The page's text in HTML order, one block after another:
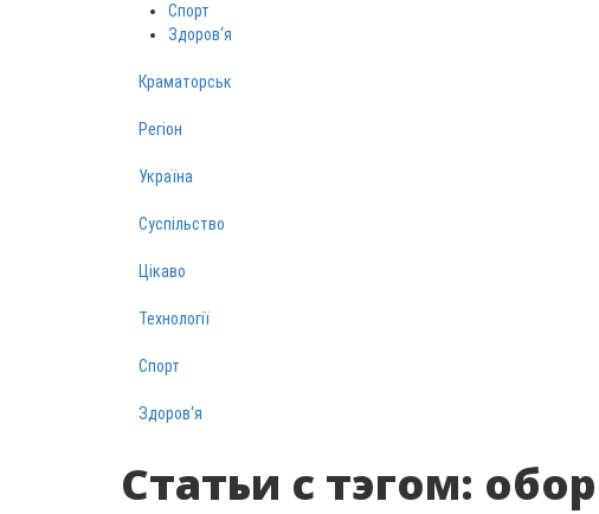
Спорт
Здоров‘я
Краматорськ
Регіон
Україна
Суспільство
Цікаво
Технології
Спорт
Здоров‘я
Статьи с тэгом: